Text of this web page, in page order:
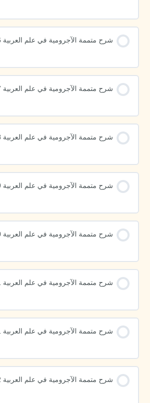
شرح متممة الآجرومية في علم العربية 36
شرح متممة الآجرومية في علم العربية 37
شرح متممة الآجرومية في علم العربية 38
شرح متممة الآجرومية في علم العربية 39
شرح متممة الآجرومية في علم العربية 40
شرح متممة الآجرومية في علم العربية 41
شرح متممة الآجرومية في علم العربية 41
شرح متممة الآجرومية في علم العربية 42